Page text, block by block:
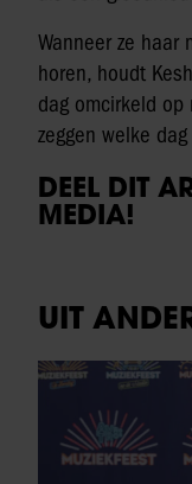
Wanneer ze haar
horen, houdt
dag omcirkeld
zeggen welke dag
DEEL DIT
MEDIA!
UIT